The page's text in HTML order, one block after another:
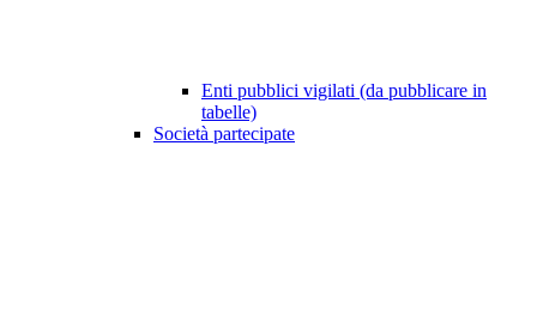
Enti pubblici vigilati (da pubblicare in
tabelle)
Società partecipate